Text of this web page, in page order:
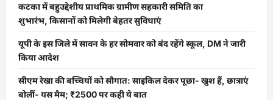
कटका में बहुउद्देशीय प्राथमिक ग्रामीण सहकारी समिति का
शुभारंभ, किसानों को मिलेगी बेहतर सुविधाएं
यूपी के इस जिले में सावन के हर सोमवार को बंद रहेंगे स्कूल, DM ने जारी
किया आदेश
सीएम रेखा की बच्चियों को सौगात: साइकिल देकर पूछा- खुश हैं, छात्राएं
बोलीं- यस मैम; ₹2500 पर कही ये बात